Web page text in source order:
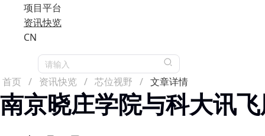
项目平台
资讯快览
CN
请输入
首页 / 资讯快览 / 芯位视野 / 文章详情
南京晓庄学院与科大讯